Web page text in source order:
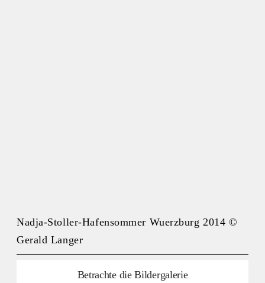
Nadja-Stoller-Hafensommer Wuerzburg 2014 ©
Gerald Langer
Betrachte die Bildergalerie